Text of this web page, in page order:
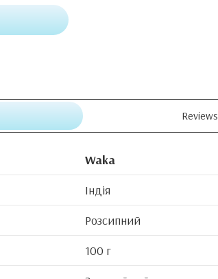
Reviews
Waka
Індія
Розсипний
100 г